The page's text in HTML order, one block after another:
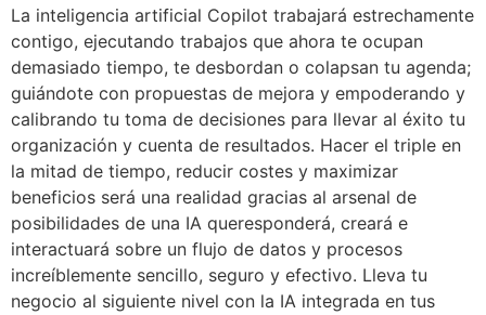
La inteligencia artificial Copilot trabajará estrechamente
contigo, ejecutando trabajos que ahora te ocupan
demasiado tiempo, te desbordan o colapsan tu agenda;
guiándote con propuestas de mejora y empoderando y
calibrando tu toma de decisiones para llevar al éxito tu
organización y cuenta de resultados. Hacer el triple en
la mitad de tiempo, reducir costes y maximizar
beneficios será una realidad gracias al arsenal de
posibilidades de una IA queresponderá, creará e
interactuará sobre un flujo de datos y procesos
increíblemente sencillo, seguro y efectivo. Lleva tu
negocio al siguiente nivel con la IA integrada en tus